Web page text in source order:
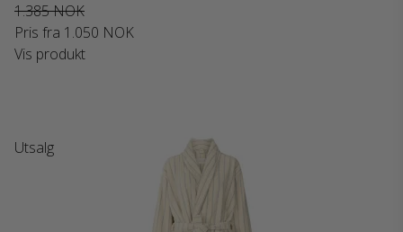
1.385 NOK
Pris fra 1.050 NOK
Vis produkt
Utsalg